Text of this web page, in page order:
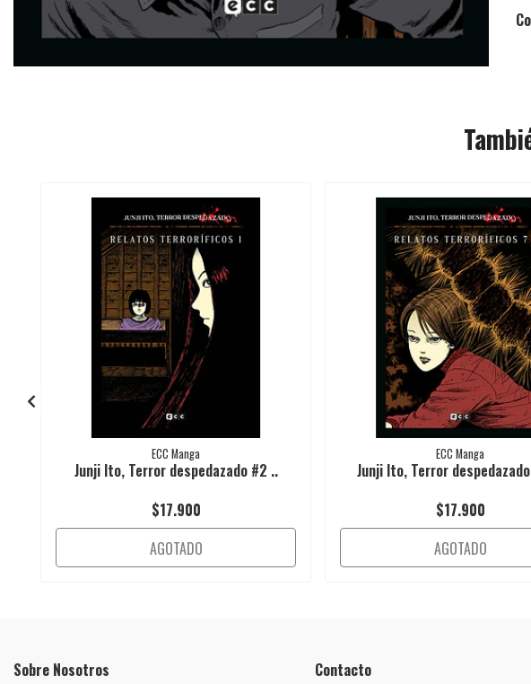
ECC Manga
Junji Ito, Terror despedazado #2 ..
$17.900
AGOTADO
ECC Manga
Junji Ito, Terror
$17.900
AGOTADO
Sobre Nosotros Contacto